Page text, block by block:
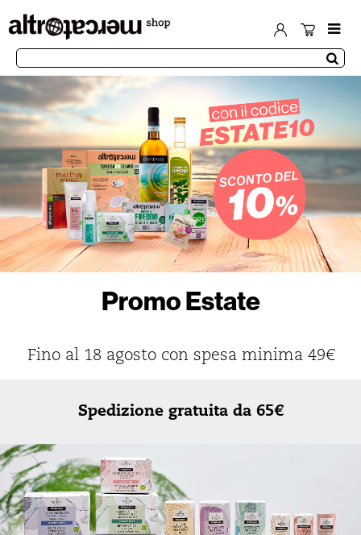
Promo Estate
Fino al 18 agosto con spesa minima 49€
Spedizione gratuita da 65€